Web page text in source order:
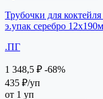
Трубочки для
э.упак серебро
.ПГ
1 348,5 ₽ -68%
435 ₽/уп
от 1 уп